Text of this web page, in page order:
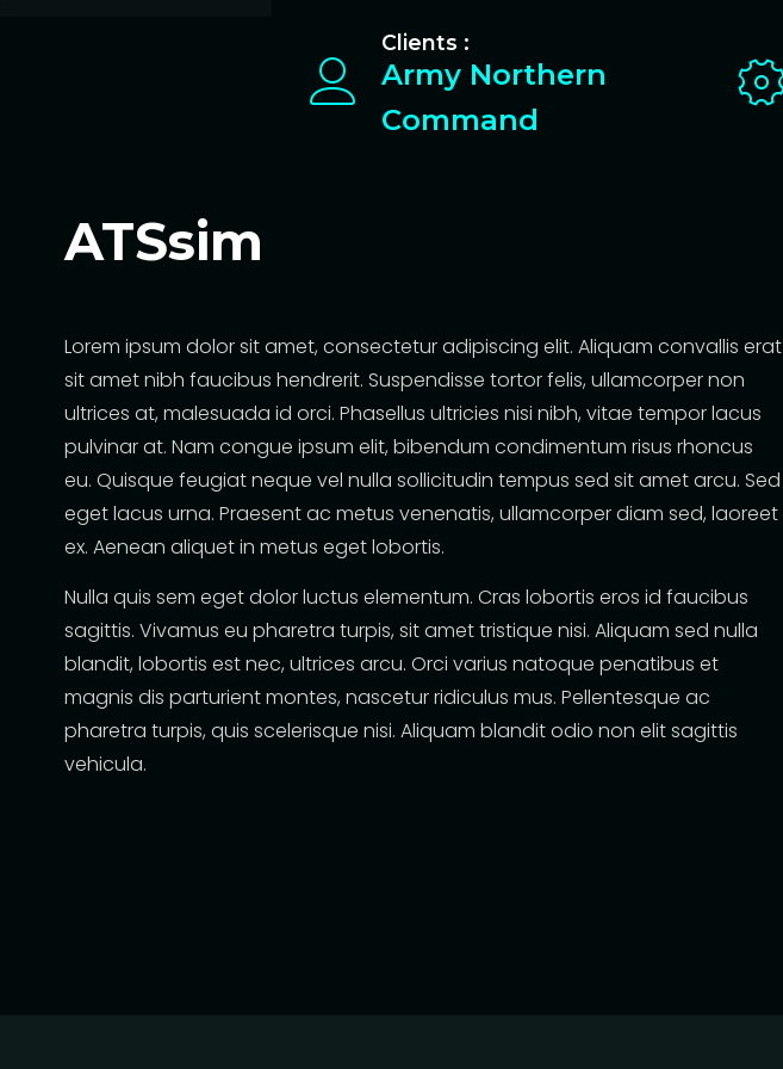
Clients :
Army Northern
Command
ATSsim
Lorem ipsum dolor sit amet, consectetur adipiscing elit. Aliquam convallis erat
sit amet nibh faucibus hendrerit. Suspendisse tortor felis, ullamcorper non
ultrices at, malesuada id orci. Phasellus ultricies nisi nibh, vitae tempor lacus
pulvinar at. Nam congue ipsum elit, bibendum condimentum risus rhoncus
eu. Quisque feugiat neque vel nulla sollicitudin tempus sed sit amet arcu. Sed
eget lacus urna. Praesent ac metus venenatis, ullamcorper diam sed, laoreet
ex. Aenean aliquet in metus eget lobortis.
Nulla quis sem eget dolor luctus elementum. Cras lobortis eros id faucibus
sagittis. Vivamus eu pharetra turpis, sit amet tristique nisi. Aliquam sed nulla
blandit, lobortis est nec, ultrices arcu. Orci varius natoque penatibus et
magnis dis parturient montes, nascetur ridiculus mus. Pellentesque ac
pharetra turpis, quis scelerisque nisi. Aliquam blandit odio non elit sagittis
vehicula.